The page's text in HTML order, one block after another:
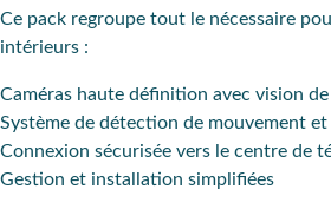
Ce pack regroupe tout le nécessaire
intérieurs :
Caméras haute définition avec vision
Système de détection de mouvement et
Connexion sécurisée vers le centre de
Gestion et installation simplifiées